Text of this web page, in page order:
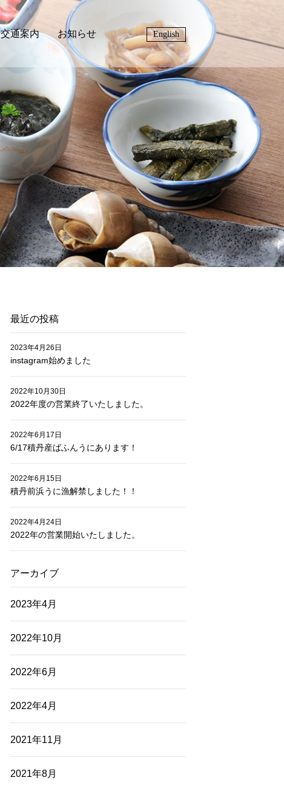
交通案内 お知らせ English
最近の投稿
instagram始めました
2023年4月26日
2022年度の営業終了いたしました。
2022年10月30日
6/17積丹産ばふんうにあります！
2022年6月17日
積丹前浜うに漁解禁しました！！
2022年6月15日
2022年の営業開始いたしました。
2022年4月24日
アーカイブ
2023年4月
2022年10月
2022年6月
2022年4月
2021年11月
2021年8月